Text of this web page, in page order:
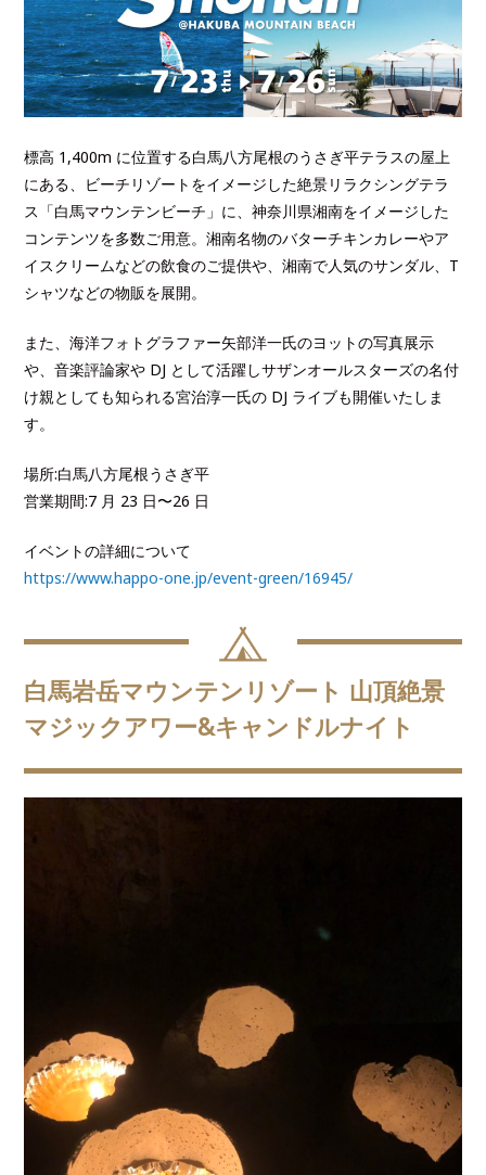
標高 1,400m に位置する白馬八方尾根のうさぎ平テラスの屋上
にある、ビーチリゾートをイメージした絶景リラクシングテラ
ス「白馬マウンテンビーチ」に、神奈川県湘南をイメージした
コンテンツを多数ご用意。湘南名物のバターチキンカレーやア
イスクリームなどの飲食のご提供や、湘南で人気のサンダル、T
シャツなどの物販を展開。
また、海洋フォトグラファー矢部洋一氏のヨットの写真展示
や、音楽評論家や DJ として活躍しサザンオールスターズの名付
け親としても知られる宮治淳一氏の DJ ライブも開催いたしま
す。
場所:白馬八方尾根うさぎ平
営業期間:7 月 23 日〜26 日
イベントの詳細について
https://www.happo-one.jp/event-green/16945/
白馬岩岳マウンテンリゾート 山頂絶景
マジックアワー&キャンドルナイト